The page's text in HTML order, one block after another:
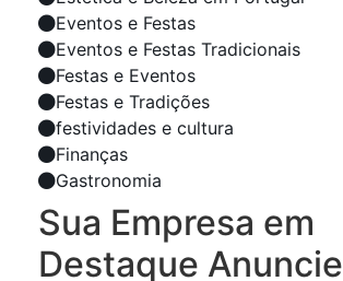
Eventos e Festas
Eventos e Festas Tradicionais
Festas e Eventos
Festas e Tradições
festividades e cultura
Finanças
Gastronomia
Sua Empresa em
Destaque Anuncie